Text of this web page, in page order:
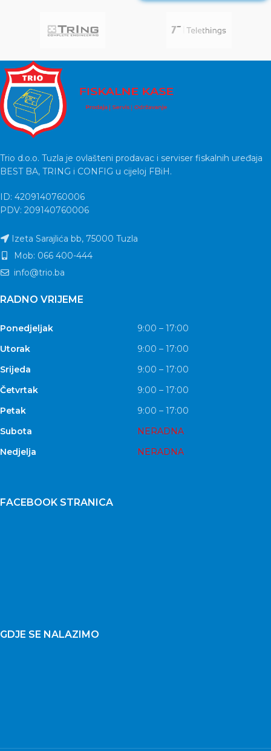
Trio d.o.o. Tuzla je ovlašteni prodavac i serviser fiskalnih uređaja
BEST BA, TRING i CONFIG u cijeloj FBiH.
ID: 4209140760006
PDV: 209140760006
Izeta Sarajlića bb, 75000 Tuzla
Mob: 066 400-444
info@trio.ba
RADNO VRIJEME
Ponedjeljak
9:00 – 17:00
Utorak
9:00 – 17:00
Srijeda
9:00 – 17:00
Četvrtak
9:00 – 17:00
Petak
9:00 – 17:00
Subota
NERADNA
Nedjelja
NERADNA
FACEBOOK STRANICA
GDJE SE NALAZIMO